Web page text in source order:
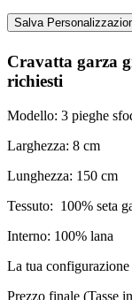
Salva
Cravatta garza
richiesti
Modello: 3 pieghe
Larghezza: 8 cm
Lunghezza: 150 cm
Tessuto: 100% seta
Interno: 100% lana
La tua configurazione
Prezzo finale (Tasse